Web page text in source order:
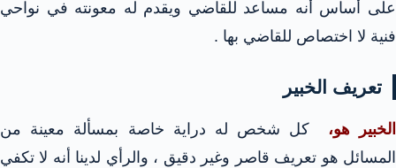
على أساس أنه مساعد للقاضي ويقدم له معونته في نواحي
فنية لا اختصاص للقاضي بها .
تعريف الخبير
الخبير هو،
كل شخص له دراية خاصة بمسألة معينة من
المسائل هو تعريف قاصر وغير دقيق ، والرأي لدينا أنه لا تكفي